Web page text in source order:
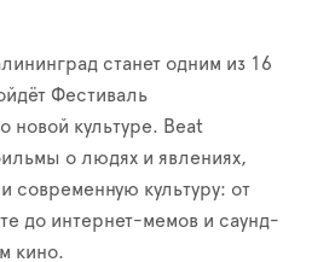
станет одним из 16
Фестиваль
новой культуре. Beat
о людях и явлениях,
современную культуру: от
до интернет-мемов и саунд-
кино.